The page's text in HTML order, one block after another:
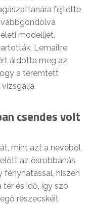
fejtette
modelljét.
Lemaître
áldotta meg az
a teremtett
csendes volt
mint azt a nevéből
az ősrobbanás
fényhatással, hiszen
és idő, így szó
részecskéit